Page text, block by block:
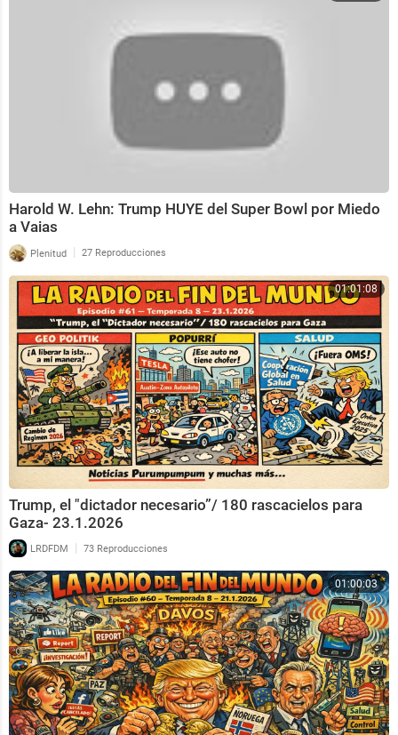
Harold W. Lehn: Trump HUYE del Super Bowl por Miedo
a Vaias
Plenitud | 27 Reproducciones
01:01:08
Trump, el "dictador necesario”/ 180 rascacielos para
Gaza- 23.1.2026
LRDFDM | 73 Reproducciones
01:00:03